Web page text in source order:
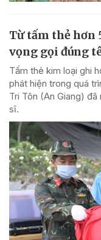
Từ tấm thẻ hơn
vọng gọi đúng
Tấm thẻ kim loại ghi
phát hiện trong quá
Tri Tôn (An Giang)
sĩ.